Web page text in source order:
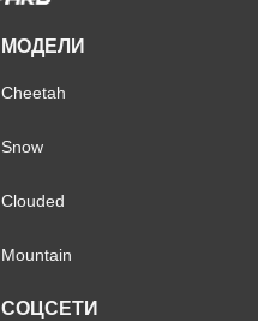
СОЦСЕТИ
Mountain
Clouded
Snow
Cheetah
МОДЕЛИ